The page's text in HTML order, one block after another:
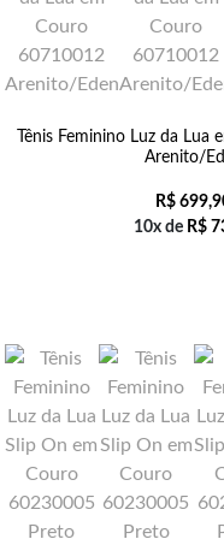
Tênis Feminino Luz da
Arenito/
R$
10x de R$